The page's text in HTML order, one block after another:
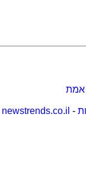
אמת
-
newstrends.co.il